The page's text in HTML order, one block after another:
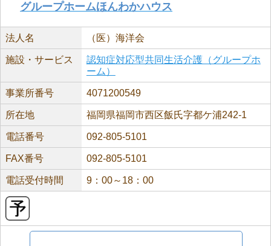
グループホームほんわかハウス
法人名 （医）海洋会
施設・サービス
認知症対応型共同生活介護（グループホ
ーム）
事業所番号 4071200549
所在地 福岡県福岡市西区飯氏字都ケ浦242-1
電話番号 092-805-5101
FAX番号 092-805-5101
電話受付時間 9：00～18：00